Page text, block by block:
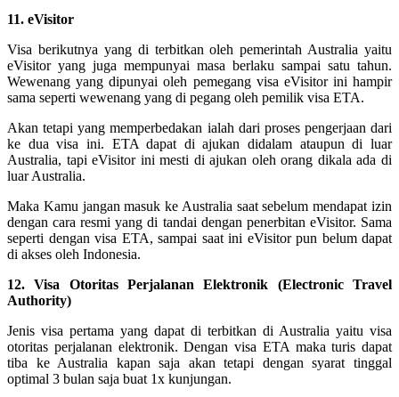
11. eVisitor
Visa berikutnya yang di terbitkan oleh pemerintah Australia yaitu
eVisitor yang juga mempunyai masa berlaku sampai satu tahun.
Wewenang yang dipunyai oleh pemegang visa eVisitor ini hampir
sama seperti wewenang yang di pegang oleh pemilik visa ETA.
Akan tetapi yang memperbedakan ialah dari proses pengerjaan dari
ke dua visa ini. ETA dapat di ajukan didalam ataupun di luar
Australia, tapi eVisitor ini mesti di ajukan oleh orang dikala ada di
luar Australia.
Maka Kamu jangan masuk ke Australia saat sebelum mendapat izin
dengan cara resmi yang di tandai dengan penerbitan eVisitor. Sama
seperti dengan visa ETA, sampai saat ini eVisitor pun belum dapat
di akses oleh Indonesia.
12. Visa Otoritas Perjalanan Elektronik (Electronic Travel
Authority)
Jenis visa pertama yang dapat di terbitkan di Australia yaitu visa
otoritas perjalanan elektronik. Dengan visa ETA maka turis dapat
tiba ke Australia kapan saja akan tetapi dengan syarat tinggal
optimal 3 bulan saja buat 1x kunjungan.